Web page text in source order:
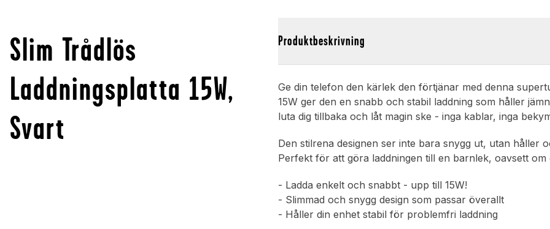
Slim Trådlös
Laddningsplatta 15W,
Svart
Produktbeskrivning
Ge din telefon den kärlek den förtjänar med denna
15W ger den en snabb och stabil laddning som håller
luta dig tillbaka och låt magin ske - inga kablar, inga
Den stilrena designen ser inte bara snygg ut, utan håller
Perfekt för att göra laddningen till en barnlek, oavsett
- Ladda enkelt och snabbt - upp till 15W!
- Slimmad och snygg design som passar överallt
- Håller din enhet stabil för problemfri laddning